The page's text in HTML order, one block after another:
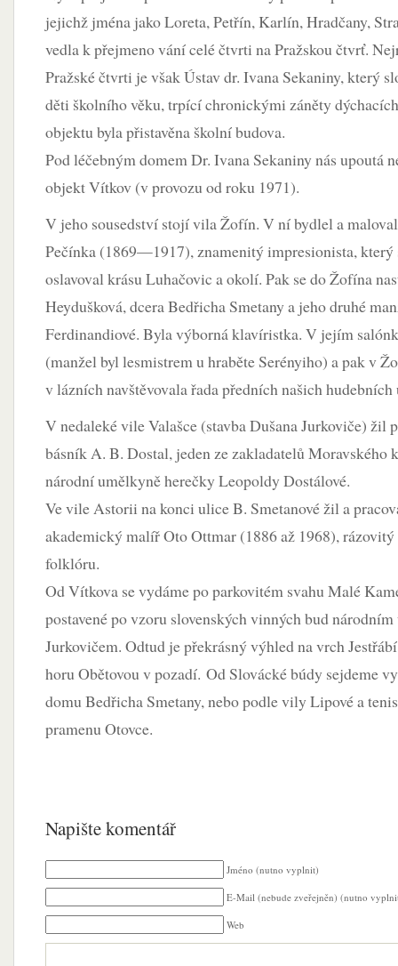
jejichž jména jako Loreta, Petřín, Karlín, Hradčany,
vedla k přejmeno vání celé čtvrti na Pražskou čtvrť.
Pražské čtvrti je však Ústav dr. Ivana Sekaniny, který
děti školního věku, trpící chronickými záněty
objektu byla přistavěna školní budova.
Pod léčebným domem Dr. Ivana Sekaniny nás upoutá
objekt Vítkov (v provozu od roku 1971).
V jeho sousedství stojí vila Žofín. V ní bydlel a
Pečínka (1869—1917), znamenitý impresionista, který
oslavoval krásu Luhačovic a okolí. Pak se do Žofína
Heydušková, dcera Bedřicha Smetany a jeho druhé
Ferdinandiové. Byla výborná klavíristka. V jejím
(manžel byl lesmistrem u hraběte Serényiho) a pak v
v lázních navštěvovala řada předních našich hudebních
V nedaleké vile Valašce (stavba Dušana Jurkoviče) žil
básník A. B. Dostal, jeden ze zakladatelů Moravského
národní umělkyně herečky Leopoldy Dostálové.
Ve vile Astorii na konci ulice B. Smetanové žil a
akademický malíř Oto Ottmar (1886 až 1968),
folklóru.
Od Vítkova se vydáme po parkovitém svahu Malé
postavené po vzoru slovenských vinných bud
Jurkovičem. Odtud je překrásný výhled na vrch
horu Obětovou v pozadí. Od Slovácké búdy sejdeme
domu Bedřicha Smetany, nebo podle vily Lipové a
pramenu Otovce.
Napište komentář
Jméno (nutno vyplnit)
E-Mail (nebude zveřejněn) (nutno
Web